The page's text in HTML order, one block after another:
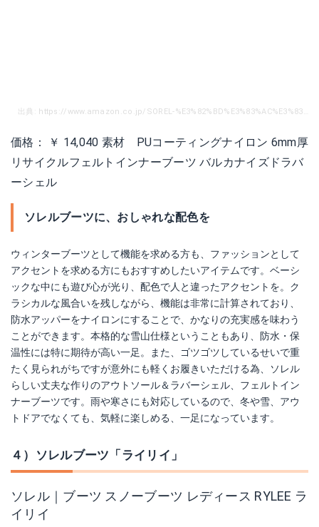
価格： ￥ 14,040 素材 PUコーティングナイロン 6mm厚
リサイクルフェルトインナーブーツ バルカナイズドラバ
ーシェル
ソレルブーツに、おしゃれな配色を
ウィンターブーツとして機能を求める方も、ファッションとして
アクセントを求める方にもおすすめしたいアイテムです。ベーシ
ックな中にも遊び心が光り、配色で人と違ったアクセントを。ク
ラシカルな風合いを残しながら、機能は非常に計算されており、
防水アッパーをナイロンにすることで、かなりの充実感を味わう
ことができます。本格的な雪山仕様ということもあり、防水・保
温性には特に期待が高い一足。また、ゴツゴツしているせいで重
たく見られがちですが意外にも軽くお履きいただける為、ソレル
らしい丈夫な作りのアウトソール＆ラバーシェル、フェルトイン
ナーブーツです。雨や寒さにも対応しているので、冬や雪、アウ
トドアでなくても、気軽に楽しめる、一足になっています。
４）ソレルブーツ「ライリイ」
ソレル｜ブーツ スノーブーツ レディース RYLEE ラ
イリイ